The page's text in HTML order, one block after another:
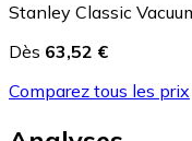
Stanley Classic
Dès 63,52 €
Comparez tous les prix